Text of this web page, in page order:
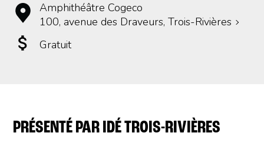
Amphithéâtre Cogeco
100, avenue des Draveurs, Trois-Rivières
Gratuit
PRÉSENTÉ PAR IDÉ TROIS-RIVIÈRES